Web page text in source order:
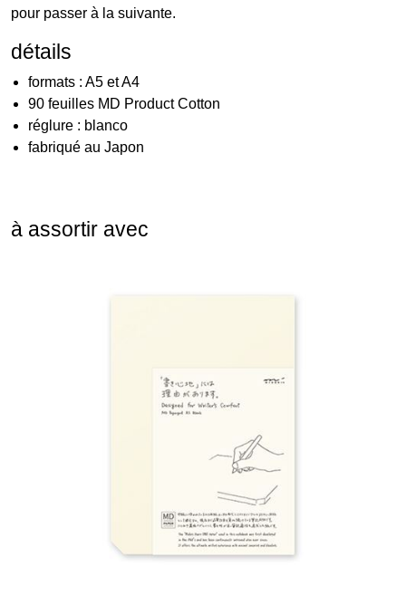
pour passer à la suivante.
détails
formats : A5 et A4
90 feuilles MD Product Cotton
réglure : blanco
fabriqué au Japon
à assortir avec